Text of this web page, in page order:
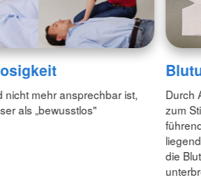
nicht mehr ansprechbar ist,
als „bewusstlos"
Durch
zum
die